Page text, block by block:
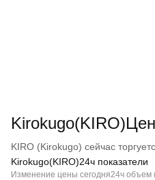
KIRO (Kirokugo) сейчас
Kirokugo(KIRO)24ч показатели
Изменение цены сегодня24ч объем